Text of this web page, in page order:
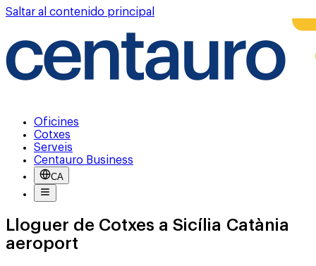
Saltar al contenido principal
Oficines
Cotxes
Serveis
Centauro Business
CA
Lloguer de Cotxes a Sicília Catània
aeroport